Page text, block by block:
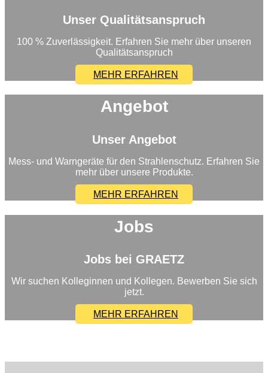
Unser Qualitätsanspruch
100 % Zuverlässigkeit. Erfahren Sie mehr über unseren
Qualitätsanspruch
MEHR ERFAHREN
Angebot
Unser Angebot
Mess- und Warngeräte für den Strahlenschutz. Erfahren Sie
mehr über unsere Produkte.
MEHR ERFAHREN
Jobs
Jobs bei GRAETZ
Wir suchen Kolleginnen und Kollegen. Bewerben Sie sich
jetzt.
MEHR ERFAHREN